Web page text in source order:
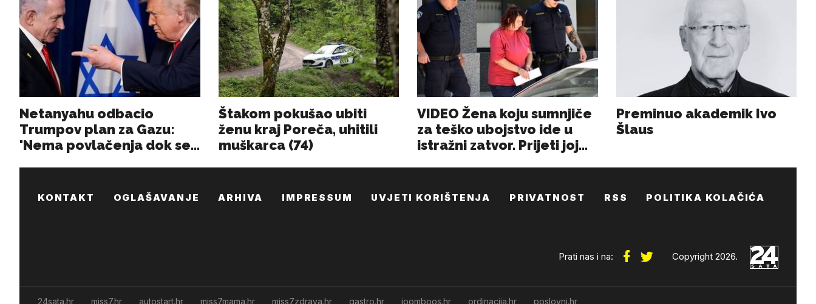
KONTAKT OGLAŠAVANJE ARHIVA IMPRESSUM UVJETI KORIŠTENJA PRIVATNOST RSS POLITIKA KOLAČIĆA
Prati nas i na: Copyright 2026.
24sata.hr miss7.hr autostart.hr miss7mama.hr miss7zdrava.hr gastro.hr joomboos.hr ordinacija.hr poslovni.hr